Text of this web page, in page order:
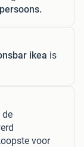
ikea is
de
voor